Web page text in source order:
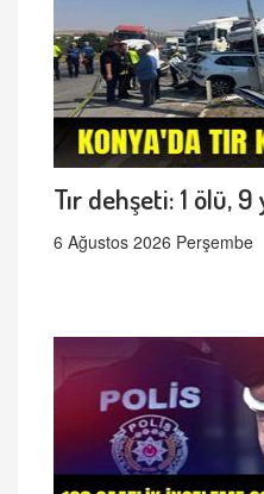
Tır dehşeti: 1 ölü, 9
6 Ağustos 2026 Perşembe